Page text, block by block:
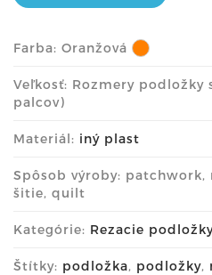
Farba: Oranžová
Veľkosť: Rozmery podložky
palcov)
Materiál: iný plast
Spôsob výroby: patchwork,
šitie, quilt
Kategórie: Rezacie
Štítky: podložka, podložky,